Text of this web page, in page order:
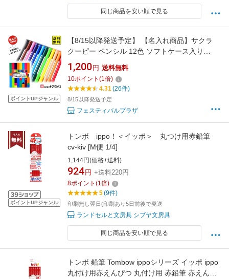
同じ商品を安い順で見る
ポイントUPジャンル
【8/15以降発送予定】 【名入れ商品】サクラ
クーピー ペンシル 12色 ソフトケース入り
【UD】 【送料無料 ポスト投函】{ 新入学文具
色えんぴつ クーピーペンシル }{ 名入れ 鉛筆 名
入れ鉛筆 プレゼント }[26F20]
1,200 円 送料無料
10ポイント (1倍)
4.31(26件)
8/15以降発送予定
フェスティバルプラザ
ポイントUPジャンル
トンボ ippo！＜イッポ＞ 丸つけ用赤鉛筆
cv-kiv [M便 1/4]
1,144円(価格+送料)
924 円 +送料220円
8ポイント (1倍)
5(9件)
印刷無し翌日(印刷あり5日前後で発送
ランドセルと文房具 シブヤ文房具
同じ商品を安い順で見る
トンボ 鉛筆 Tombow ippoシリーズ イッポ ippo
丸付け用赤えんぴつ 丸付け用 赤鉛筆 赤えんぴ